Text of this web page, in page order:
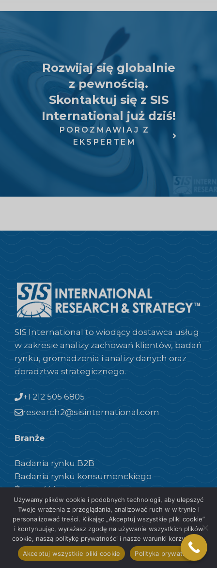
Rozwijaj się globalnie
z pewnością.
Skontaktuj się z SIS
International już dziś!
POROZMAWIAJ Z
EKSPERTEM
SIS International to wiodący dostawca usług
w zakresie analizy zachowań klientów, badań
rynku, gromadzenia i analizy danych oraz
doradztwa strategicznego.
+1 212 505 6805
research2@sisinternational.com
Branże
Badania rynku B2B
Badania rynku konsumenckiego
Żywność i napoje
Badania rynku opieki zdrowotnej
Badania rynku przemysłowego
Badania rynku produktów do pielęgnacji
osobistej
Podróże i turystyka
Używamy plików cookie i podobnych technologii, aby ulepszyć
Twoje wrażenia z przeglądania, analizować ruch w witrynie i
personalizować treści. Klikając „Akceptuj wszystkie pliki cookie”
i kontynuując, wyrażasz zgodę na używanie wszystkich plików
cookie, naszą politykę prywatności i nasze warunki korzystania.
Akceptuj wszystkie pliki cookie
Polityka prywatności